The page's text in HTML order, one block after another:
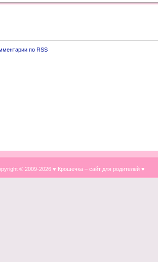
по RSS
© 2009-2026 ♥ Крошечка – сайт для родителей ♥